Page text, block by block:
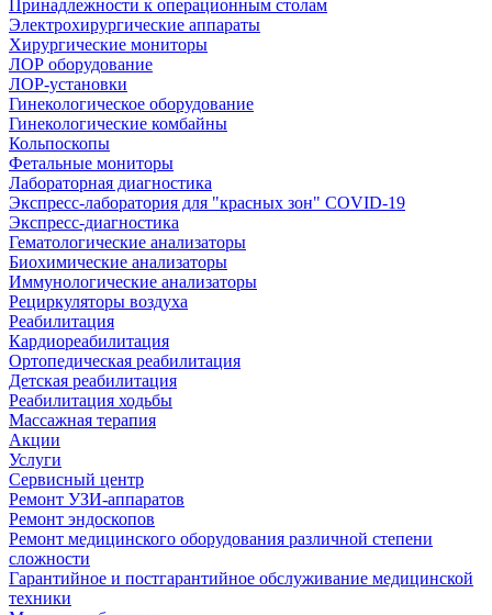
Принадлежности к операционным столам
Электрохирургические аппараты
Хирургические мониторы
ЛОР оборудование
ЛОР-установки
Гинекологическое оборудование
Гинекологические комбайны
Кольпоскопы
Фетальные мониторы
Лабораторная диагностика
Экспресс-лаборатория для "красных зон" COVID-19
Экспресс-диагностика
Гематологические анализаторы
Биохимические анализаторы
Иммунологические анализаторы
Рециркуляторы воздуха
Реабилитация
Кардиореабилитация
Ортопедическая реабилитация
Детская реабилитация
Реабилитация ходьбы
Массажная терапия
Акции
Услуги
Сервисный центр
Ремонт УЗИ-аппаратов
Ремонт эндоскопов
Ремонт медицинского оборудования различной степени
сложности
Гарантийное и постгарантийное обслуживание медицинской
техники